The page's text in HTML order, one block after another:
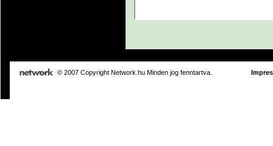
© 2007 Copyright Network.hu Minden jog fenntartva.